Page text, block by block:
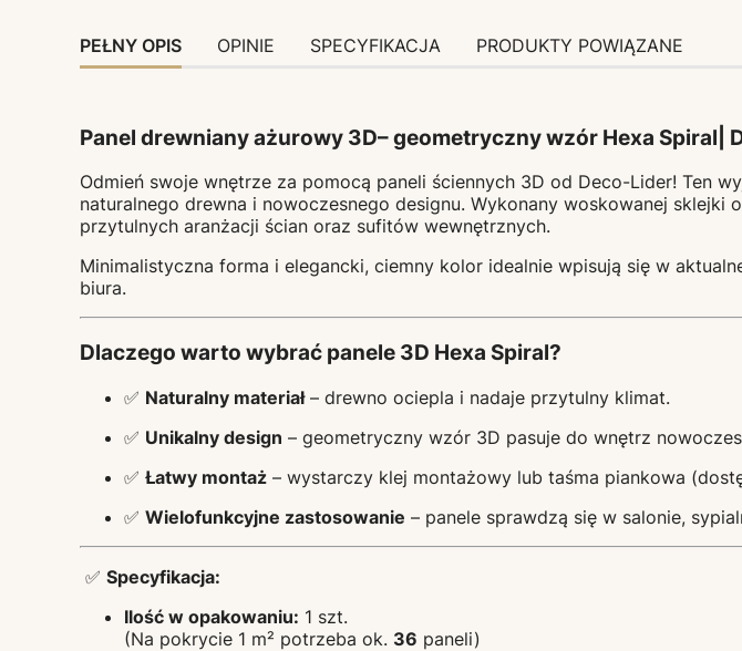
PEŁNY OPIS OPINIE SPECYFIKACJA PRODUKTY POWIĄZANE
Panel drewniany ażurowy 3D– geometryczny wzór Hexa Spiral|
Odmień swoje wnętrze za pomocą paneli ściennych 3D od Deco-Lider! Ten
naturalnego drewna i nowoczesnego designu. Wykonany woskowanej
przytulnych aranżacji ścian oraz sufitów wewnętrznych.
Minimalistyczna forma i elegancki, ciemny kolor idealnie wpisują się w
biura.
Dlaczego warto wybrać panele 3D Hexa Spiral?
✅ Naturalny materiał– drewno ociepla i nadaje przytulny klimat.
✅ Unikalny design – geometryczny wzór 3D pasuje do wnętrz
✅ Łatwy montaż – wystarczy klej montażowy lub taśma piankowa
✅ Wielofunkcyjne zastosowanie – panele sprawdzą się w salonie,
✅ Specyfikacja:
Ilość w opakowaniu: 1 szt.
(Na pokrycie 1 m² potrzeba ok. 36 paneli)